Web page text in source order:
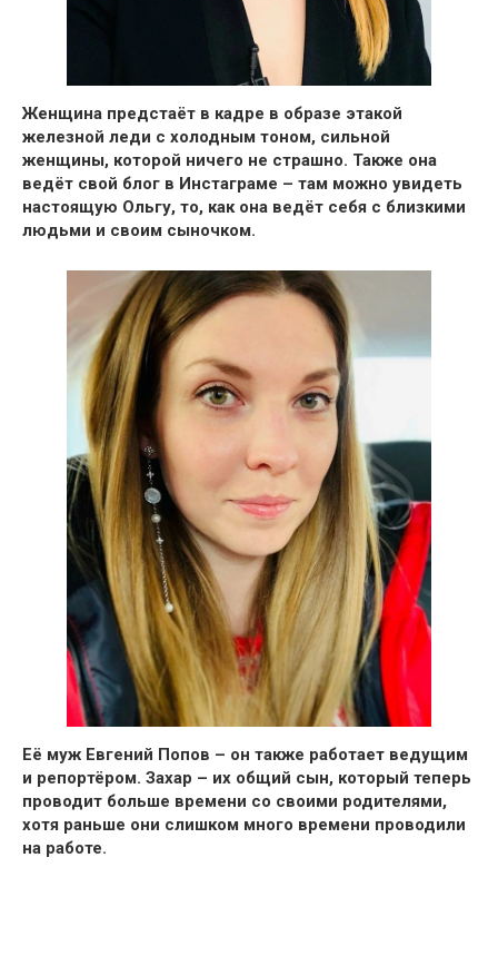
Женщина предстаёт в кадре в образе этакой
железной леди с холодным тоном, сильной
женщины, которой ничего не страшно. Также она
ведёт свой блог в Инстаграме – там можно увидеть
настоящую Ольгу, то, как она ведёт себя с близкими
людьми и своим сыночком.
Её муж Евгений Попов – он также работает ведущим
и репортёром. Захар – их общий сын, который теперь
проводит больше времени со своими родителями,
хотя раньше они слишком много времени проводили
на работе.